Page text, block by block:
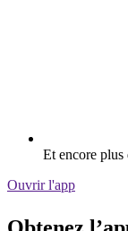
Et encore
Ouvrir l'app